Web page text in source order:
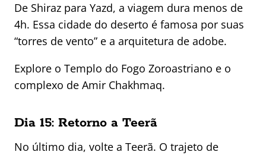
De Shiraz para Yazd, a viagem dura menos de
4h. Essa cidade do deserto é famosa por suas
“torres de vento” e a arquitetura de adobe.
Explore o Templo do Fogo Zoroastriano e o
complexo de Amir Chakhmaq.
Dia 15: Retorno a Teerã
No último dia, volte a Teerã. O trajeto de